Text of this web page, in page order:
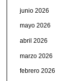
junio 2026
mayo 2026
abril 2026
marzo 2026
febrero 2026